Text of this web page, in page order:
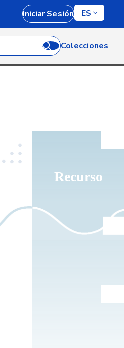
Iniciar Sesión ES
Colecciones
Recurso